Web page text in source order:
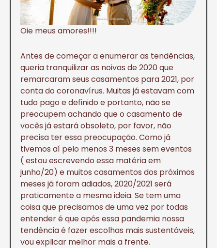
Oie meus amores!!!!
Antes de começar a enumerar as tendências,
queria tranquilizar as noivas de 2020 que
remarcaram seus casamentos para 2021, por
conta do coronavírus. Muitas já estavam com
tudo pago e definido e portanto, não se
preocupem achando que o casamento de
vocês já estará obsoleto, por favor, não
precisa ter essa preocupação. Como já
tivemos aí pelo menos 3 meses sem eventos
( estou escrevendo essa matéria em
junho/20) e muitos casamentos dos próximos
meses já foram adiados, 2020/2021 será
praticamente a mesma ideia. Se tem uma
coisa que precisamos de uma vez por todas
entender é que após essa pandemia nossa
tendência é fazer escolhas mais sustentáveis,
vou explicar melhor mais a frente.